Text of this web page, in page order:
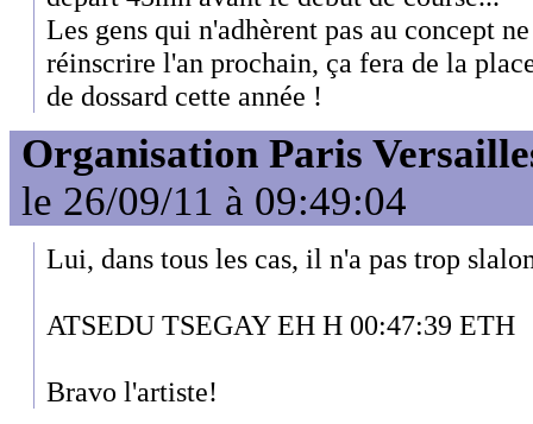
Les gens qui n'adhèrent pas au concept
réinscrire l'an prochain, ça fera de la
de dossard cette année !
Organisation Paris
le 26/09/11 à 09:49:04
Lui, dans tous les cas, il n'a pas trop
ATSEDU TSEGAY EH H 00:47:39 ETH
Bravo l'artiste!